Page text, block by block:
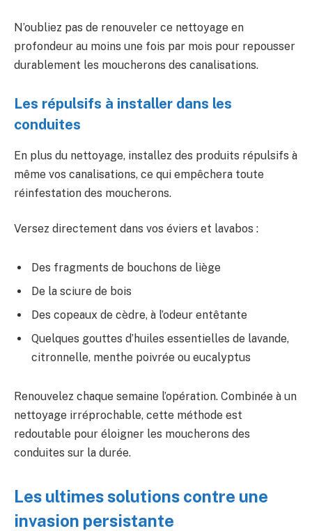
N’oubliez pas de renouveler ce nettoyage en
profondeur au moins une fois par mois pour repousser
durablement les moucherons des canalisations.
Les répulsifs à installer dans les
conduites
En plus du nettoyage, installez des produits répulsifs à
même vos canalisations, ce qui empêchera toute
réinfestation des moucherons.
Versez directement dans vos éviers et lavabos :
Des fragments de bouchons de liège
De la sciure de bois
Des copeaux de cèdre, à l’odeur entêtante
Quelques gouttes d’huiles essentielles de lavande,
citronnelle, menthe poivrée ou eucalyptus
Renouvelez chaque semaine l’opération. Combinée à un
nettoyage irréprochable, cette méthode est
redoutable pour éloigner les moucherons des
conduites sur la durée.
Les ultimes solutions contre une
invasion persistante